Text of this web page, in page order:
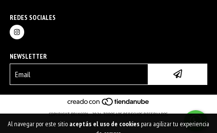
Al navegar por este sitio aceptás el uso de cookiespara agilizar tu experiencia
REDES SOCIALES
NEWSLETTER
COPYRIGHT BRINGCOL - 2026. TODOS LOS DERECHOS RESERVADOS.